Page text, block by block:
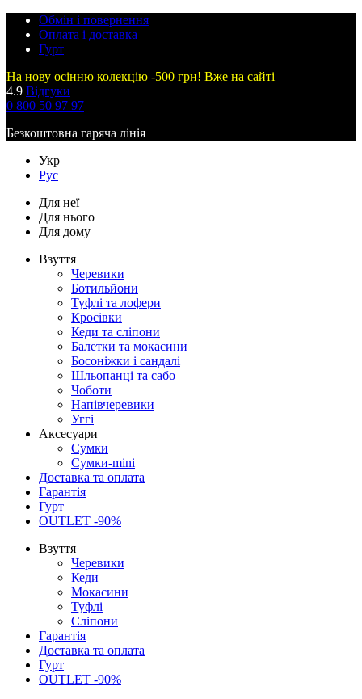
Обмін і повернення
Оплата і доставка
Гурт
На нову осінню колекцію -500 грн! Вже на сайті
4.9 Відгуки
0 800 50 97 97
Безкоштовна гаряча лінія
Укр
Рус
Для неї
Для нього
Для дому
Взуття
Черевики
Ботильйони
Туфлі та лофери
Кросівки
Кеди та сліпони
Балетки та мокасини
Босоніжки і сандалі
Шльопанці та сабо
Чоботи
Напівчеревики
Уггі
Аксесуари
Сумки
Сумки-mini
Доставка та оплата
Гарантія
Гурт
OUTLET -90%
Взуття
Черевики
Кеди
Мокасини
Туфлі
Сліпони
Гарантія
Доставка та оплата
Гурт
OUTLET -90%